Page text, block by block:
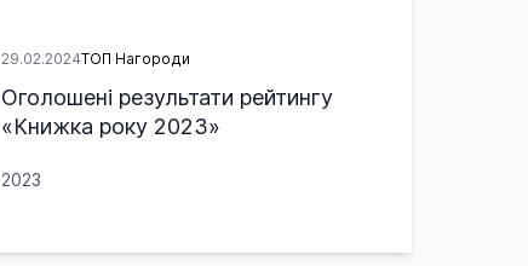
29.02.2024ТОП Нагороди
Оголошені результати рейтингу
«Книжка року 2023»
2023